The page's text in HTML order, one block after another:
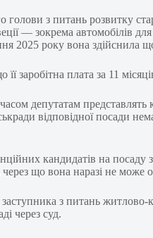
з питань розвитку
— зокрема автомобілів
2025 року вона
її заробітна плата за 11
депутатам
відповідної
кандидатів на
що вона наразі не може
з питань
через суд.